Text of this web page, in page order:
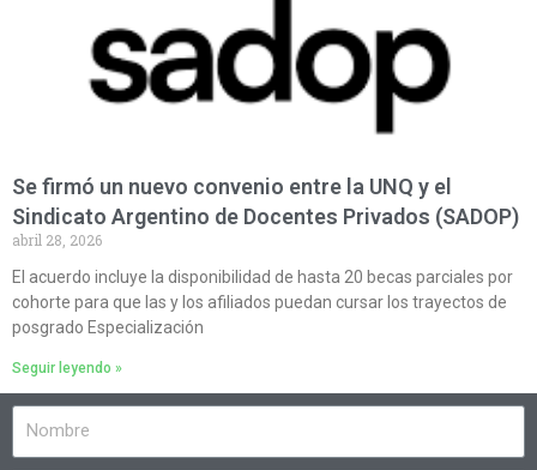
Se firmó un nuevo convenio entre la UNQ y el
Sindicato Argentino de Docentes Privados (SADOP)
abril 28, 2026
El acuerdo incluye la disponibilidad de hasta 20 becas parciales por
cohorte para que las y los afiliados puedan cursar los trayectos de
posgrado Especialización
Seguir leyendo »